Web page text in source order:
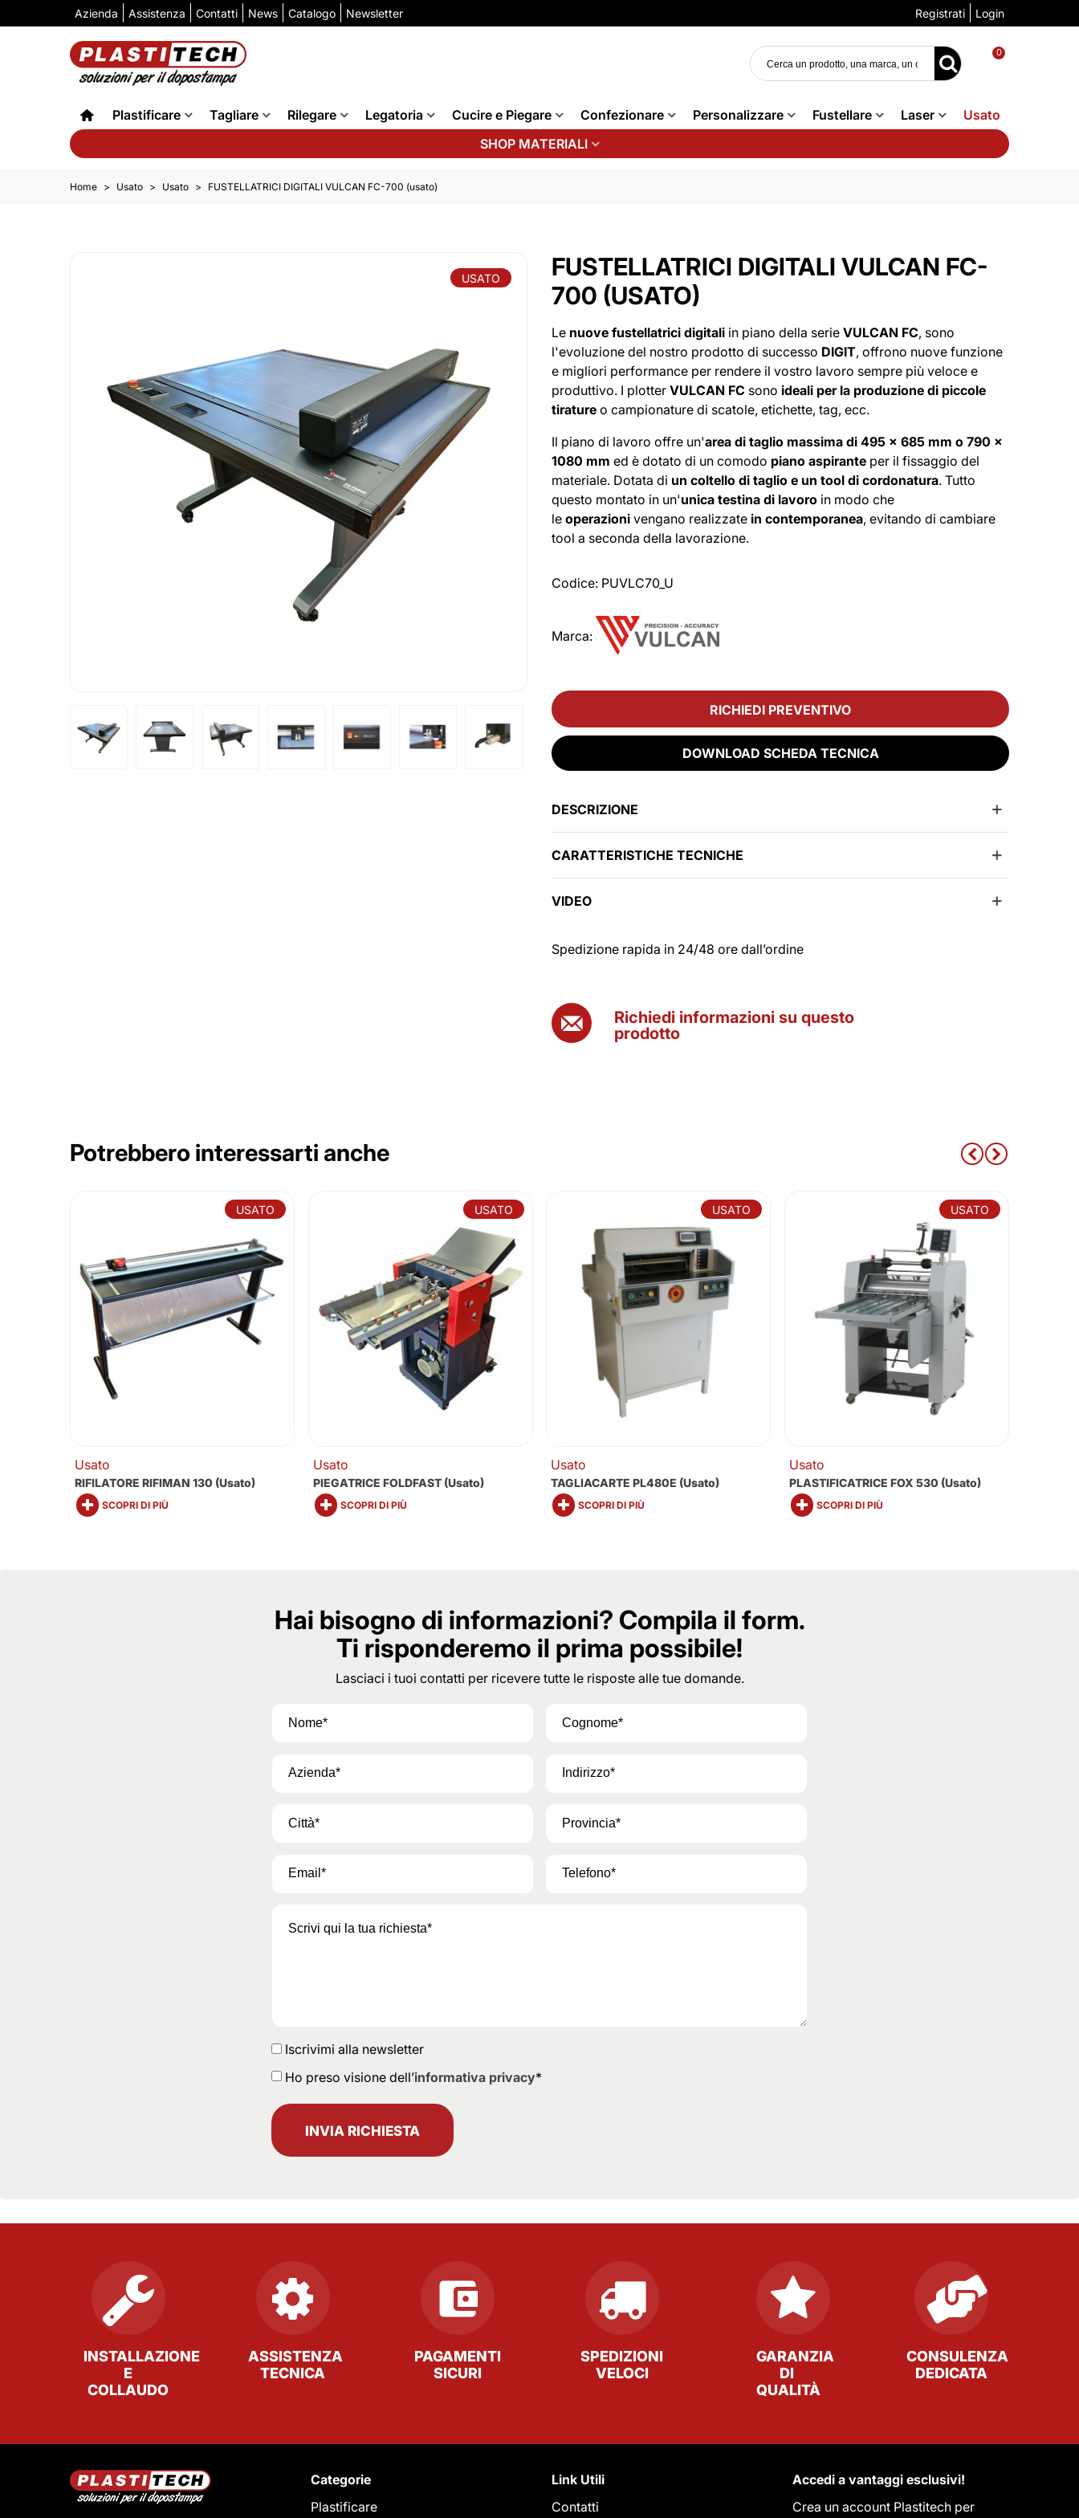
Azienda Assistenza Contatti News Catalogo Newsletter Registrati Login
0
Plastificare Tagliare Rilegare Legatoria Cucire e Piegare Confezionare Personalizzare Fustellare Laser
Usato
SHOP MATERIALI
Home > Usato > Usato > FUSTELLATRICI DIGITALI VULCAN FC-700 (usato)
USATO
FUSTELLATRICI DIGITALI VULCAN FC-
700 (USATO)
Le nuove fustellatrici digitali in piano della serie VULCAN FC, sono
l'evoluzione del nostro prodotto di successo DIGIT, offrono nuove funzione
e migliori performance per rendere il vostro lavoro sempre più veloce e
produttivo. I plotter VULCAN FC sono ideali per la produzione di piccole
tirature o campionature di scatole, etichette, tag, ecc.
Il piano di lavoro offre un'area di taglio massima di 495 x 685 mm o 790 x
1080 mm ed è dotato di un comodo piano aspirante per il fissaggio del
materiale. Dotata di un coltello di taglio e un tool di cordonatura. Tutto
questo montato in un'unica testina di lavoro in modo che
le operazioni vengano realizzate in contemporanea, evitando di cambiare
tool a seconda della lavorazione.
Codice: PUVLC70_U
Marca:
RICHIEDI PREVENTIVO
DOWNLOAD SCHEDA TECNICA
DESCRIZIONE
CARATTERISTICHE TECNICHE
VIDEO
Spedizione rapida in 24/48 ore dall’ordine
Richiedi informazioni su questo
prodotto
Potrebbero interessarti anche
USATO
Usato
RIFILATORE RIFIMAN 130 (usato)
SCOPRI DI PIÙ
USATO
Usato
PIEGATRICE FOLDFAST (usato)
SCOPRI DI PIÙ
USATO
Usato
TAGLIACARTE PL480E (Usato)
SCOPRI DI PIÙ
USATO
Usato
PLASTIFICATRICE FOX 530 (usato)
SCOPRI DI PIÙ
Hai bisogno di informazioni? Compila il form.
Ti risponderemo il prima possibile!
Lasciaci i tuoi contatti per ricevere tutte le risposte alle tue domande.
Iscrivimi alla newsletter
Ho preso visione dell’informativa privacy*
INVIA RICHIESTA
INSTALLAZIONE
E
COLLAUDO
ASSISTENZA
TECNICA
PAGAMENTI
SICURI
SPEDIZIONI
VELOCI
GARANZIA
DI
QUALITÀ
CONSULENZA
DEDICATA
Categorie
Plastificare
Link Utili
Contatti
Accedi a vantaggi esclusivi!
Crea un account Plastitech per